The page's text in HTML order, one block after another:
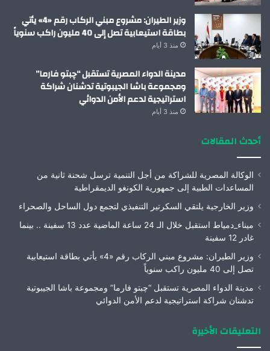
وزير الطيران: مشروع مبني الركاب رقم «4» يأتي
بطاقة استيعابية تصل إلى 40 مليون راكب سنوياً
منذ 3 أيام
مدينة الدواء المصرية تستقبل “چبتو فارما”
ومجموعة باشا الجيبوتية تدشنان شراكة
استراتيجية لدعم الأمن الدوائي
منذ 3 أيام
أحدث المقالات
الوكالة المصرية للشراكة من أجل التنمية ترسل شحنة ثانية من
المساعدات الطبية إلى جمهورية الكونغو الديمقراطية
وزير الخارجية يلتقي السكرتير التنفيذي لتجمع دول الساحل والصحراء
ميناء_دمياط استقبل خلال الـ 24 ساعة الماضية عدد 13 سفينة .. بينما
غادر 12 سفينة
وزير الطيران: مشروع مبني الركاب رقم «4» يأتي بطاقة استيعابية
تصل إلى 40 مليون راكب سنوياً
مدينة الدواء المصرية تستقبل “چبتو فارما” ومجموعة باشا الجيبوتية
تدشنان شراكة استراتيجية لدعم الأمن الدوائي
التعليقات الأخيرة